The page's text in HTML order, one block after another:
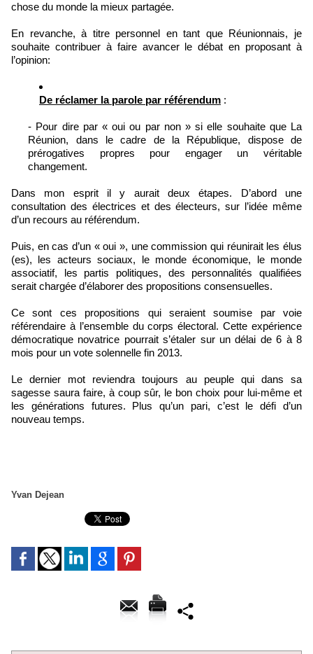
chose du monde la mieux partagée.
En revanche, à titre personnel en tant que Réunionnais, je
souhaite contribuer à faire avancer le débat en proposant à
l’opinion:
De réclamer la parole par référendum :
- Pour dire par « oui ou par non » si elle souhaite que La
Réunion, dans le cadre de la République, dispose de
prérogatives propres pour engager un véritable
changement.
Dans mon esprit il y aurait deux étapes. D’abord une
consultation des électrices et des électeurs, sur l’idée même
d’un recours au référendum.
Puis, en cas d’un « oui », une commission qui réunirait les élus
(es), les acteurs sociaux, le monde économique, le monde
associatif, les partis politiques, des personnalités qualifiées
serait chargée d’élaborer des propositions consensuelles.
Ce sont ces propositions qui seraient soumise par voie
référendaire à l’ensemble du corps électoral. Cette expérience
démocratique novatrice pourrait s’étaler sur un délai de 6 à 8
mois pour un vote solennelle fin 2013.
Le dernier mot reviendra toujours au peuple qui dans sa
sagesse saura faire, à coup sûr, le bon choix pour lui-même et
les générations futures. Plus qu’un pari, c’est le défi d’un
nouveau temps.
Yvan Dejean